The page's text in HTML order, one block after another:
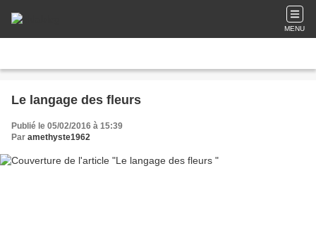
MENU
Le langage des fleurs
Publié le 05/02/2016 à 15:39
Par amethyste1962